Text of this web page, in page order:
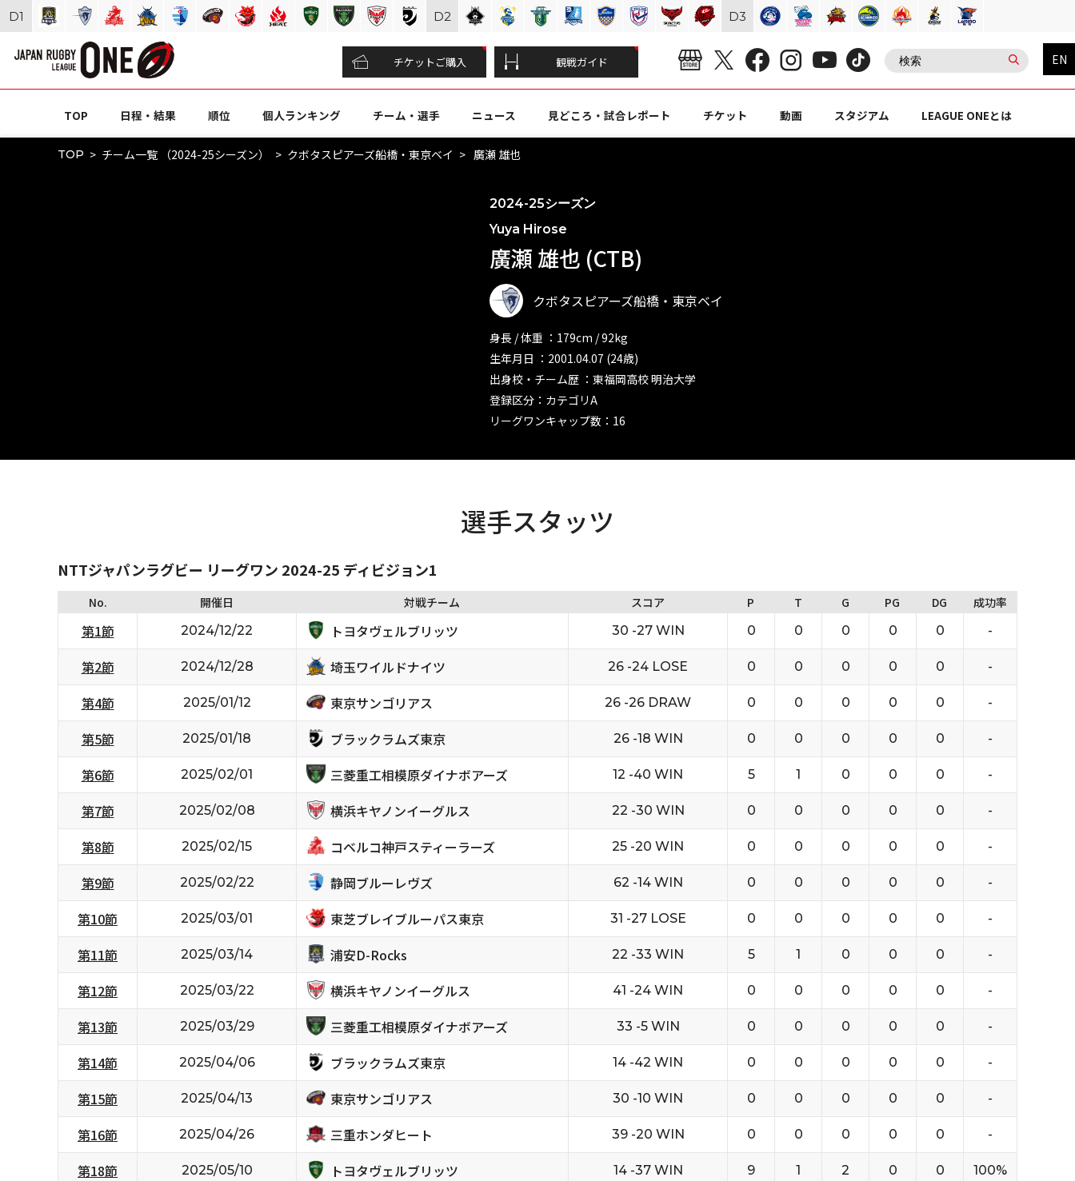
チケットご購入 観戦ガイド EN
TOP 日程・結果 順位 個人ランキング チーム・選手 ニュース 見どころ・試合レポート チケット 動画 スタジアム LEAGUE ONEとは
TOP チーム一覧 （2024-25シーズン） クボタスピアーズ船橋・東京ベイ 廣瀬 雄也
2024-25シーズン
Yuya Hirose
廣瀬 雄也 (CTB)
クボタスピアーズ船橋・東京ベイ
身長 / 体重 ：179cm / 92kg
生年月日 ：2001.04.07 (24歳)
出身校・チーム歴 ：東福岡高校 明治大学
登録区分：カテゴリA
リーグワンキャップ数：16
選手スタッツ
NTTジャパンラグビー リーグワン 2024-25 ディビジョン1
No. 開催日 対戦チーム スコア P T G PG DG 成功率
第1節 2024/12/22 トヨタヴェルブリッツ 30 -27 WIN 0 0 0 0 0 -
第2節 2024/12/28 埼玉ワイルドナイツ 26 -24 LOSE 0 0 0 0 0 -
第4節 2025/01/12 東京サンゴリアス 26 -26 DRAW 0 0 0 0 0 -
第5節 2025/01/18 ブラックラムズ東京 26 -18 WIN 0 0 0 0 0 -
第6節 2025/02/01 三菱重工相模原ダイナボアーズ 12 -40 WIN 5 1 0 0 0 -
第7節 2025/02/08 横浜キヤノンイーグルス 22 -30 WIN 0 0 0 0 0 -
第8節 2025/02/15 コベルコ神戸スティーラーズ 25 -20 WIN 0 0 0 0 0 -
第9節 2025/02/22 静岡ブルーレヴズ 62 -14 WIN 0 0 0 0 0 -
第10節 2025/03/01 東芝ブレイブルーパス東京 31 -27 LOSE 0 0 0 0 0 -
第11節 2025/03/14 浦安D-Rocks 22 -33 WIN 5 1 0 0 0 -
第12節 2025/03/22 横浜キヤノンイーグルス 41 -24 WIN 0 0 0 0 0 -
第13節 2025/03/29 三菱重工相模原ダイナボアーズ 33 -5 WIN 0 0 0 0 0 -
第14節 2025/04/06 ブラックラムズ東京 14 -42 WIN 0 0 0 0 0 -
第15節 2025/04/13 東京サンゴリアス 30 -10 WIN 0 0 0 0 0 -
第16節 2025/04/26 三重ホンダヒート 39 -20 WIN 0 0 0 0 0 -
第18節 2025/05/10 トヨタヴェルブリッツ 14 -37 WIN 9 1 2 0 0 100%
D1 D2 D3